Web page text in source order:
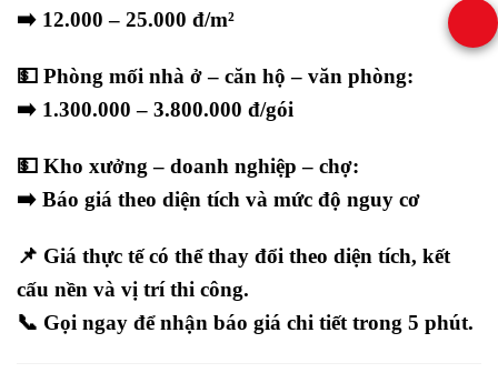
➡️ 12.000 – 25.000 đ/m²
💵 Phòng mối nhà ở – căn hộ – văn phòng:
➡️ 1.300.000 – 3.800.000 đ/gói
💵 Kho xưởng – doanh nghiệp – chợ:
➡️ Báo giá theo diện tích và mức độ nguy cơ
📌 Giá thực tế có thể thay đổi theo diện tích, kết
cấu nền và vị trí thi công.
📞 Gọi ngay để nhận báo giá chi tiết trong 5 phút.